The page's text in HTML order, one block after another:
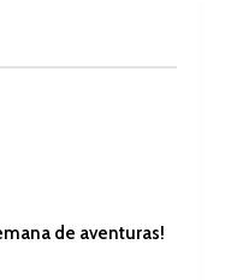
de aventuras!